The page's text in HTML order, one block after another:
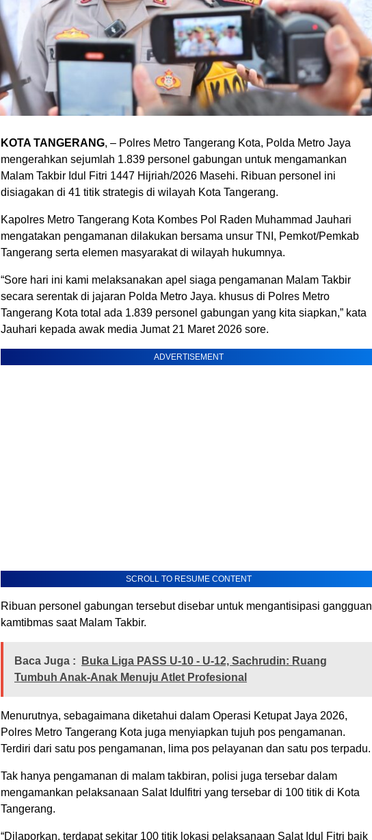
KOTA TANGERANG, – Polres Metro Tangerang Kota, Polda Metro Jaya
mengerahkan sejumlah 1.839 personel gabungan untuk mengamankan
Malam Takbir Idul Fitri 1447 Hijriah/2026 Masehi. Ribuan personel ini
disiagakan di 41 titik strategis di wilayah Kota Tangerang.
Kapolres Metro Tangerang Kota Kombes Pol Raden Muhammad Jauhari
mengatakan pengamanan dilakukan bersama unsur TNI, Pemkot/Pemkab
Tangerang serta elemen masyarakat di wilayah hukumnya.
“Sore hari ini kami melaksanakan apel siaga pengamanan Malam Takbir
secara serentak di jajaran Polda Metro Jaya. khusus di Polres Metro
Tangerang Kota total ada 1.839 personel gabungan yang kita siapkan,” kata
Jauhari kepada awak media Jumat 21 Maret 2026 sore.
ADVERTISEMENT
SCROLL TO RESUME CONTENT
Ribuan personel gabungan tersebut disebar untuk mengantisipasi gangguan
kamtibmas saat Malam Takbir.
Baca Juga :
Buka Liga PASS U-10 - U-12, Sachrudin: Ruang
Tumbuh Anak-Anak Menuju Atlet Profesional
Menurutnya, sebagaimana diketahui dalam Operasi Ketupat Jaya 2026,
Polres Metro Tangerang Kota juga menyiapkan tujuh pos pengamanan.
Terdiri dari satu pos pengamanan, lima pos pelayanan dan satu pos terpadu.
Tak hanya pengamanan di malam takbiran, polisi juga tersebar dalam
mengamankan pelaksanaan Salat Idulfitri yang tersebar di 100 titik di Kota
Tangerang.
“Dilaporkan, terdapat sekitar 100 titik lokasi pelaksanaan Salat Idul Fitri baik